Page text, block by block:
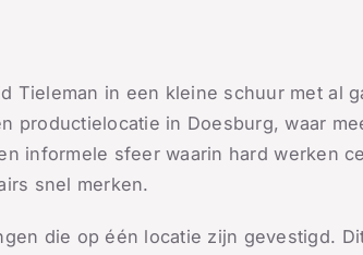
Tieleman in een kleine schuur met al
in Doesburg, waar
informele sfeer waarin hard werken
snel merken.
die op één locatie zijn gevestigd.